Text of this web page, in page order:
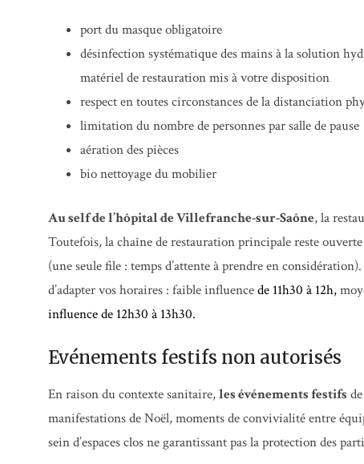
port du masque obligatoire
désinfection systématique des mains à la solution
matériel de restauration mis à votre disposition
respect en toutes circonstances de la distanciation
limitation du nombre de personnes par salle de pause
aération des pièces
bio nettoyage du mobilier
Au self de l’hôpital de Villefranche-sur-Saône, la
Toutefois, la chaîne de restauration principale reste
(une seule file : temps d’attente à prendre en
d’adapter vos horaires : faible influencede 11h30 à 12h,
influence de 12h30 à 13h30.
Evénements festifs non autorisés
En raison du contexte sanitaire,les événements festifs
manifestations de Noël, moments de convivialité entre
sein d’espaces clos ne garantissant pas la protection des